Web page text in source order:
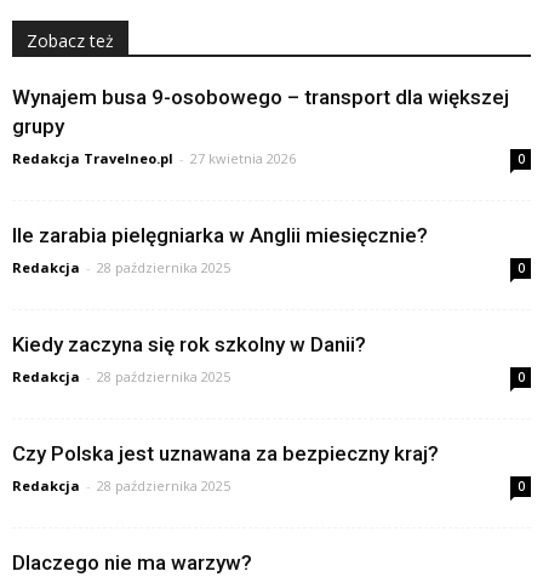
Zobacz też
Wynajem busa 9-osobowego – transport dla większej
grupy
Redakcja Travelneo.pl - 27 kwietnia 2026 0
Ile zarabia pielęgniarka w Anglii miesięcznie?
Redakcja - 28 października 2025 0
Kiedy zaczyna się rok szkolny w Danii?
Redakcja - 28 października 2025 0
Czy Polska jest uznawana za bezpieczny kraj?
Redakcja - 28 października 2025 0
Dlaczego nie ma warzyw?